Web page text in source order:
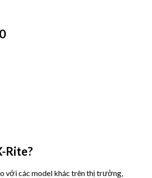
Rite?
với các model khác trên thị trường,